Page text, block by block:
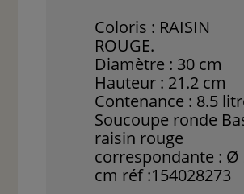
Coloris : RAISIN
ROUGE.
Diamètre : 30 cm
Hauteur : 21.2 cm
Contenance : 8.5
Soucoupe ronde
raisin rouge
correspondante : Ø
cm réf :154028273